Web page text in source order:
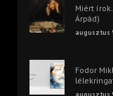
Miért
Árpád)
augusztus
Fodor
augusztus